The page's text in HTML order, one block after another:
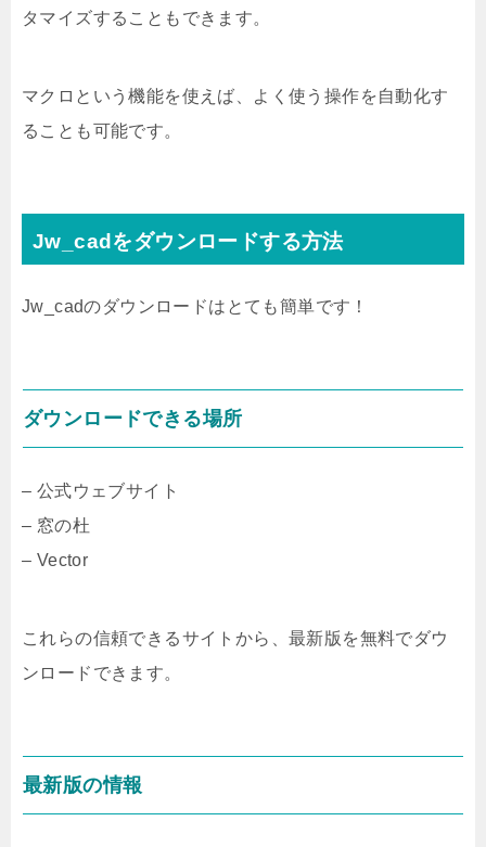
タマイズすることもできます。
マクロという機能を使えば、よく使う操作を自動化す
ることも可能です。
Jw_cadをダウンロードする方法
Jw_cadのダウンロードはとても簡単です！
ダウンロードできる場所
– 公式ウェブサイト
– 窓の杜
– Vector
これらの信頼できるサイトから、最新版を無料でダウ
ンロードできます。
最新版の情報